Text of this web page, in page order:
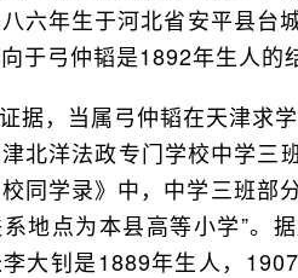
六年生于河北省安平县
于弓仲韬是1892年生人的
据，当属弓仲韬在天津求
北洋法政专门学校中学三
同学录》中，中学三班部
地点为本县高等小学”。
大钊是1889年生人，